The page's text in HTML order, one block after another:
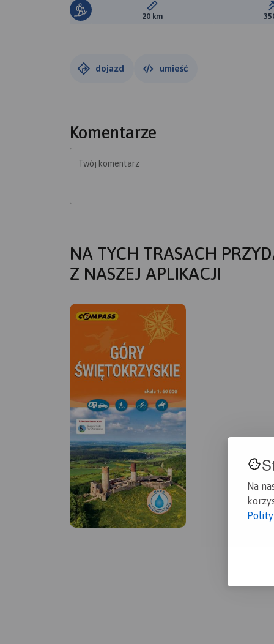
Na
Długość trasy:
20 km
dojazd umieść
Komentarze
Twój komentarz
NA TYCH TRASACH
Z NASZEJ APLIKACJI